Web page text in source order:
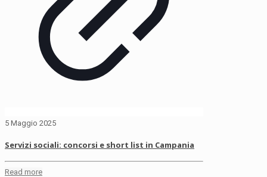
5 Maggio 2025
Servizi sociali: concorsi e short list in Campania
Read more